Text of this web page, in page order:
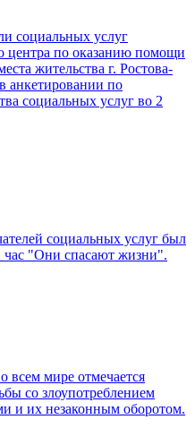
социальных услуг
центра по оказанию помощи
жительства г. Ростова-
анкетировании по
социальных услуг во 2
социальных услуг был
час "Они спасают жизни".
всем мире отмечается
со злоупотреблением
и их незаконным оборотом.